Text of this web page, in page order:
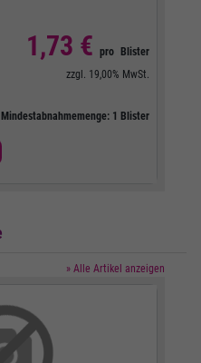
1,73 € pro
Blister
zzgl. 19,00% MwSt.
Mindestabnahmemenge: 1 Blister
» Alle Artikel anzeigen